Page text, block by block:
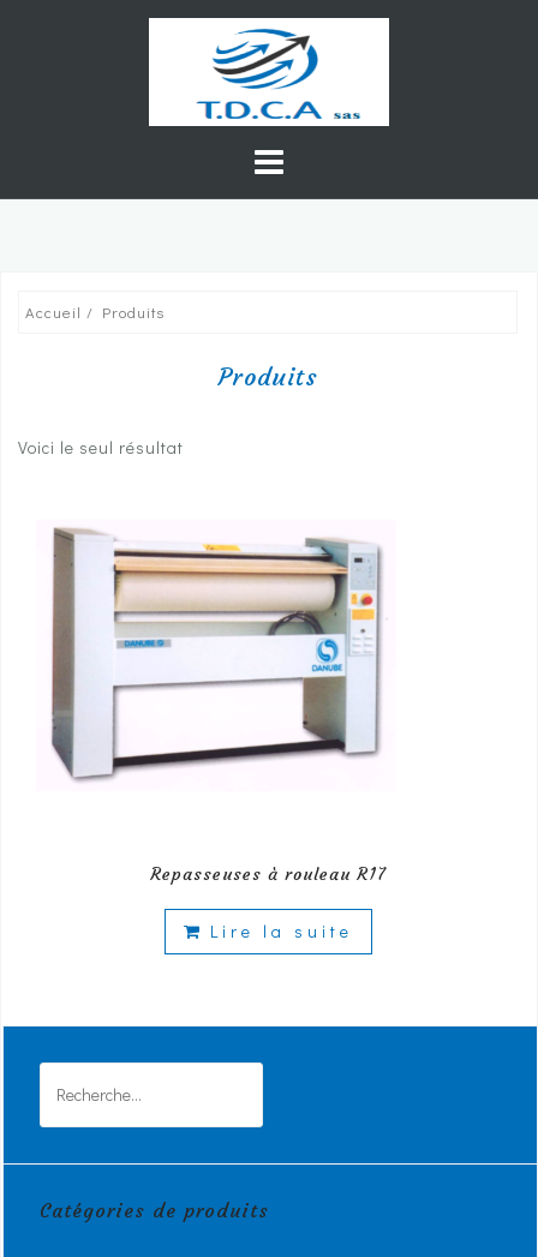
Accueil / Produits
Produits
Voici le seul résultat
Repasseuses à rouleau R17
Lire la suite
Catégories de produits